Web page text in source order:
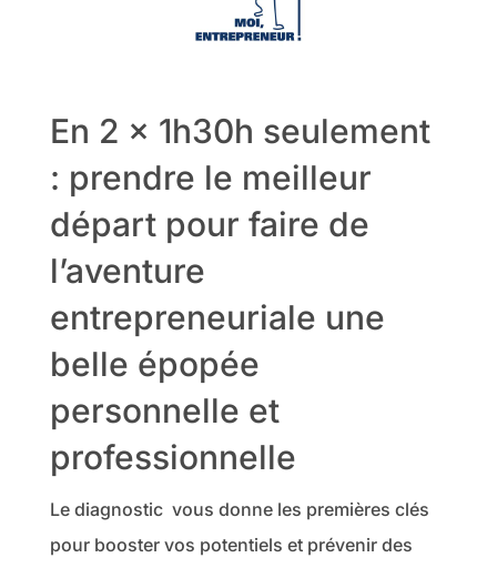
En 2 x 1h30h seulement
: prendre le meilleur
départ pour faire de
l’aventure
entrepreneuriale une
belle épopée
personnelle et
professionnelle
Le diagnostic vous donne les premières clés
pour booster vos potentiels et prévenir des